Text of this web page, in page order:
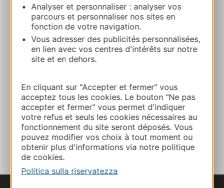
Analyser et personnaliser : analyser vos
parcours et personnaliser nos sites en
fonction de votre navigation.
Vous adresser des publicités personnalisées,
en lien avec vos centres d'intérêts sur notre
site et en dehors.
En cliquant sur "Accepter et fermer" vous
acceptez tous les cookies. Le bouton "Ne pas
accepter et fermer" vous permet d'indiquer
votre refus et seuls les cookies nécessaires au
fonctionnement du site seront déposés. Vous
pouvez modifier vos choix à tout moment ou
obtenir plus d'informations via notre politique
de cookies.
Politica sulla riservatezza
+33 4 67 44 70 82
+33 6 76 11 72 26
Facebook
AGGIUNGI
AL TACCUINO